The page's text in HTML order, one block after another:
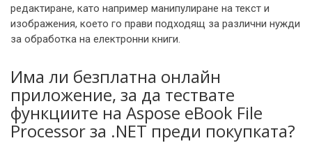
редактиране, като например манипулиране на текст и
изображения, което го прави подходящ за различни нужди
за обработка на електронни книги.
Има ли безплатна онлайн
приложение, за да тествате
функциите на Aspose eBook File
Processor за .NET преди покупката?